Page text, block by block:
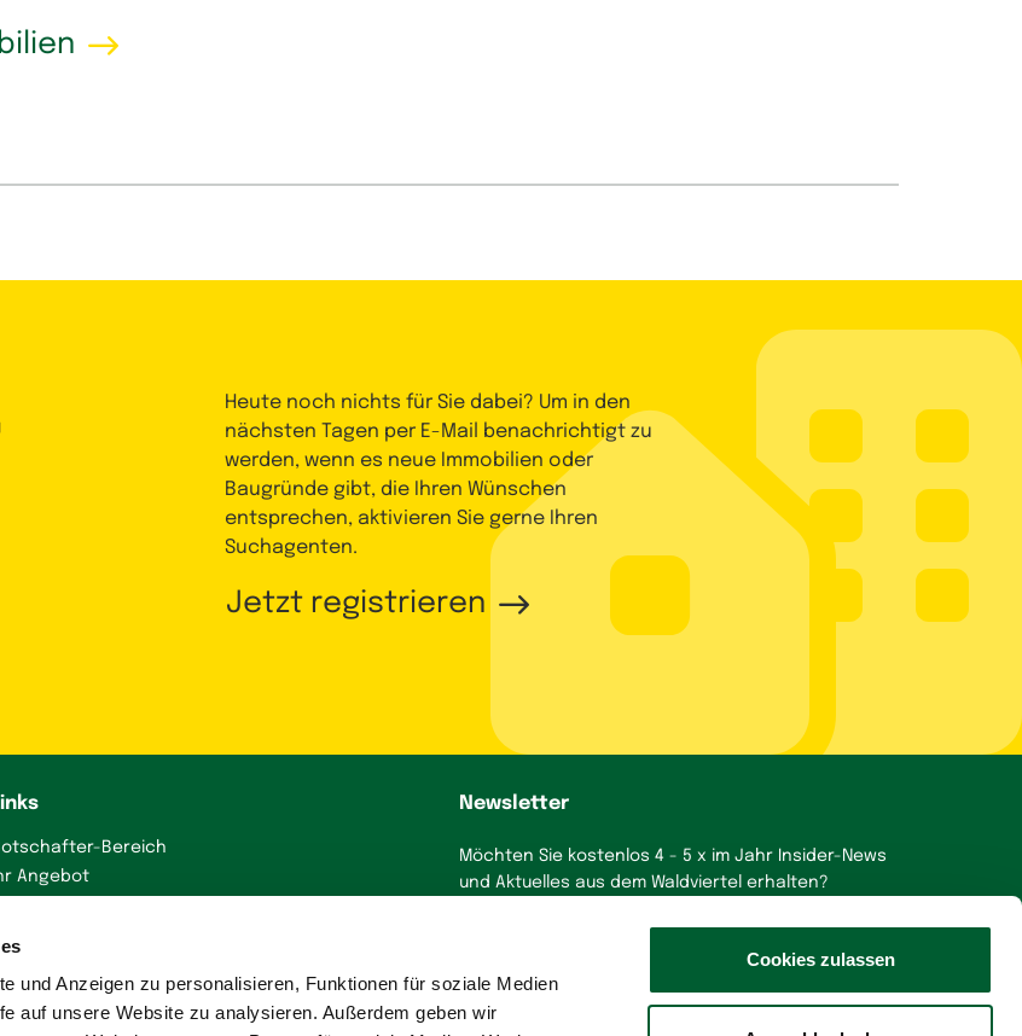
und Anzeigen zu personalisieren, Funktionen für soziale Medien
auf unsere Website zu analysieren. Außerdem geben wir
Cookies zulassen
Heute noch nichts für Sie dabei? Um in den
nächsten Tagen per E-Mail benachrichtigt zu
werden, wenn es neue Immobilien oder
Baugründe gibt, die Ihren Wünschen
entsprechen, aktivieren Sie gerne Ihren
Suchagenten.
Jetzt registrieren
Bereich
Angebot
Newsletter
Möchten Sie kostenlos 4 - 5 x im Jahr Insider-News
und Aktuelles aus dem Waldviertel erhalten?